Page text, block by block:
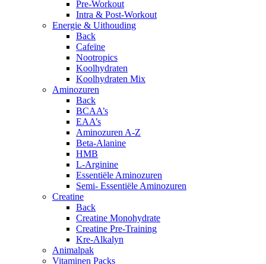
Pre-Workout
Intra & Post-Workout
Energie & Uithouding
Back
Cafeïne
Nootropics
Koolhydraten
Koolhydraten Mix
Aminozuren
Back
BCAA’s
EAA’s
Aminozuren A-Z
Beta-Alanine
HMB
L-Arginine
Essentiële Aminozuren
Semi- Essentiële Aminozuren
Creatine
Back
Creatine Monohydrate
Creatine Pre-Training
Kre-Alkalyn
Animalpak
Vitaminen Packs